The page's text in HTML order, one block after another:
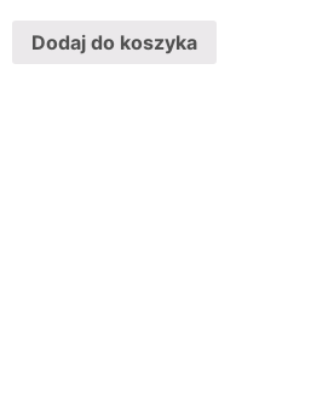
Dodaj do koszyka